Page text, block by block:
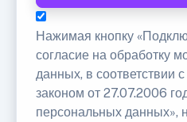
Нажимая кнопку
согласие на обработку
данных, в соответствии
законом от 27.07.2006
персональных данных»,